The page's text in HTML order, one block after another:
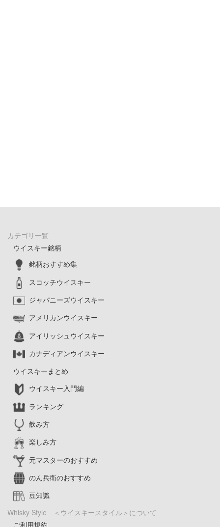
カテゴリ一覧
ウイスキー銘柄
銘柄おすすめ集
スコッチウイスキー
ジャパニーズウイスキー
アメリカンウイスキー
アイリッシュウイスキー
カナディアンウイスキー
ウイスキーまとめ
ウイスキー入門編
ランキング
飲み方
楽しみ方
元マスターのおすすめ
のん兵衛のおすすめ
豆知識
Whisky Style ＜ウイスキースタイル＞について
ご利用規約